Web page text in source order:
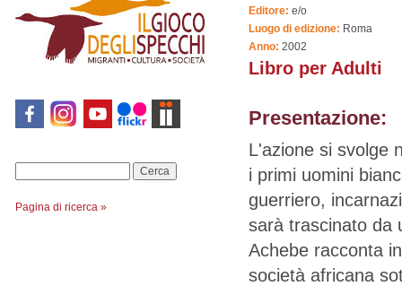
Pagina di ricerca »
Editore: e/o
Luogo di edizione: Roma
Anno: 2002
Libro per Adulti
Presentazione:
L'azione si svolge
i primi uomini
guerriero,
sarà trascinato da
Achebe racconta
società africana